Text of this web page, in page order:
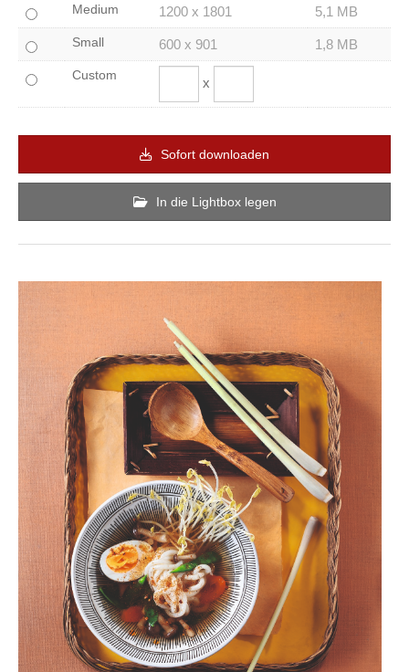
Medium 1200 x 1801 5,1 MB
Small 600 x 901 1,8 MB
Custom x
Sofort downloaden
In die Lightbox legen